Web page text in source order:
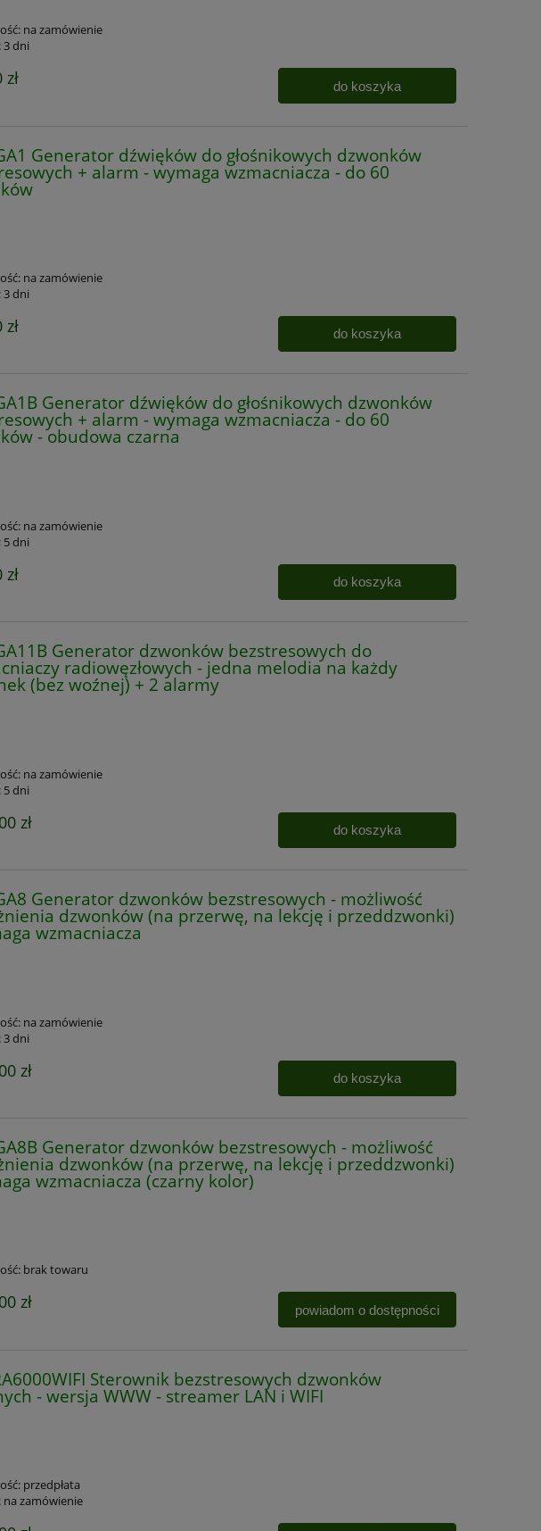
na zamówienie
3 dni
do koszyka
Generator dźwięków do głośnikowych dzwonków
+ alarm - wymaga wzmacniacza - do 60
na zamówienie
3 dni
do koszyka
Generator dźwięków do głośnikowych dzwonków
+ alarm - wymaga wzmacniacza - do 60
- obudowa czarna
na zamówienie
5 dni
do koszyka
Generator dzwonków bezstresowych do
radiowęzłowych - jedna melodia na każdy
(bez woźnej) + 2 alarmy
na zamówienie
5 dni
zł do koszyka
Generator dzwonków bezstresowych - możliwość
dzwonków (na przerwę, na lekcję i przeddzwonki)
wzmacniacza
na zamówienie
3 dni
zł do koszyka
Generator dzwonków bezstresowych - możliwość
dzwonków (na przerwę, na lekcję i przeddzwonki)
wzmacniacza (czarny kolor)
brak towaru
zł powiadom o dostępności
Sterownik bezstresowych dzwonków
- wersja WWW - streamer LAN i WIFI
przedpłata
na zamówienie